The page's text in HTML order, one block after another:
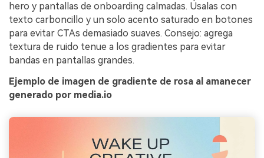
hero y pantallas de onboarding calmadas. Úsalas con
texto carboncillo y un solo acento saturado en botones
para evitar CTAs demasiado suaves. Consejo: agrega
textura de ruido tenue a los gradientes para evitar
bandas en pantallas grandes.
Ejemplo de imagen de gradiente de rosa al amanecer
generado por media.io